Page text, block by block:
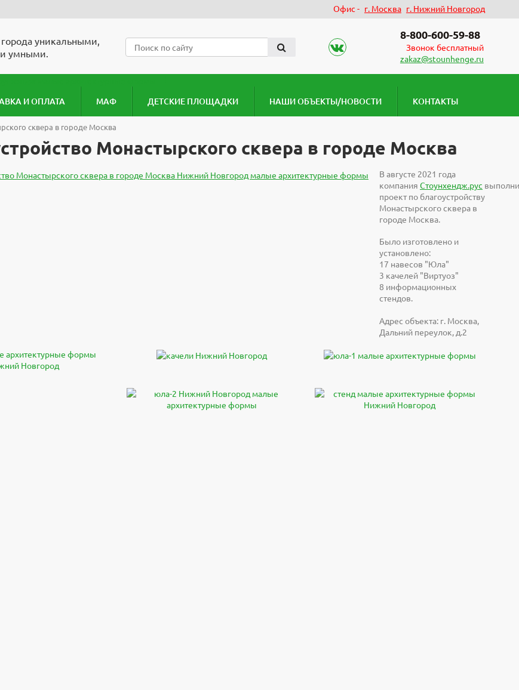
Офис - г. Москва г. Нижний Новгород
уникальными,
умными.
8-800-600-59-88
Звонок бесплатный
zakaz@stounhenge.ru
И ОПЛАТА МАФ ДЕТСКИЕ ПЛОЩАДКИ НАШИ ОБЪЕКТЫ/НОВОСТИ КОНТАКТЫ
сквера в городе Москва
Монастырского сквера в городе Москва
В августе 2021 года
компания Стоунхендж.рус
проект по благоустройству
Монастырского сквера в
городе Москва.
Было изготовлено и
установлено:
17 навесов "Юла"
3 качелей "Виртуоз"
8 информационных
стендов.
Адрес объекта: г. Москва,
Дальний переулок, д.2